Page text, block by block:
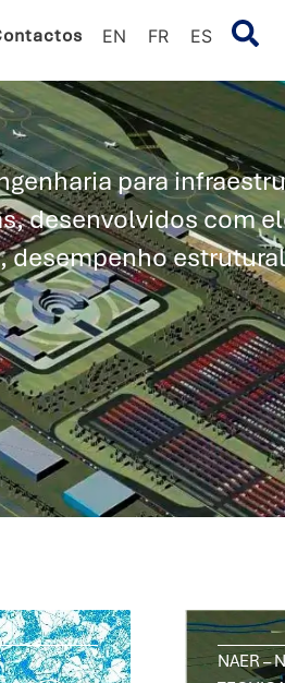
EN FR ES
para
desenvolvidos com
desempenho
NAER –